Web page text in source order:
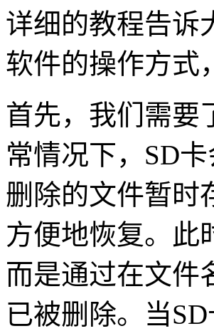
详细的教程告诉
软件的操作方式
首先，我们需要
常情况下，SD
删除的文件暂时
方便地恢复。此
而是通过在文件
已被删除。当